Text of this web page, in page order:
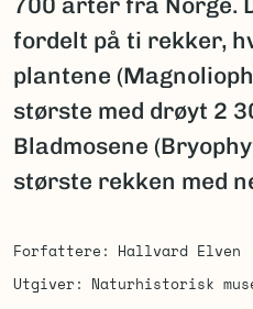
fordelt på ti rekker,
plantene
største med drøyt 2
Bladmosene
største rekken med
Forfattere
Hallvard Elven
Utgiver
Naturhistorisk